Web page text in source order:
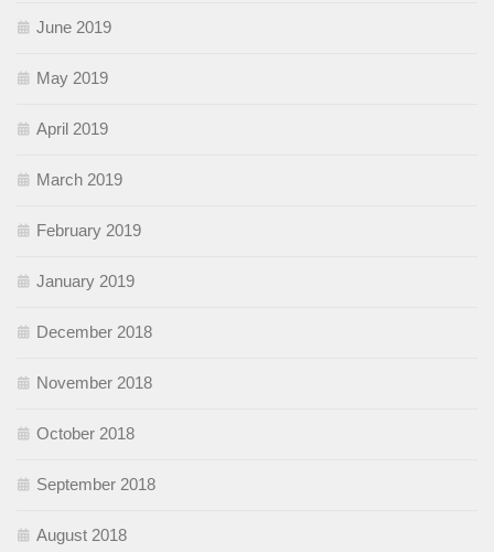
June 2019
May 2019
April 2019
March 2019
February 2019
January 2019
December 2018
November 2018
October 2018
September 2018
August 2018